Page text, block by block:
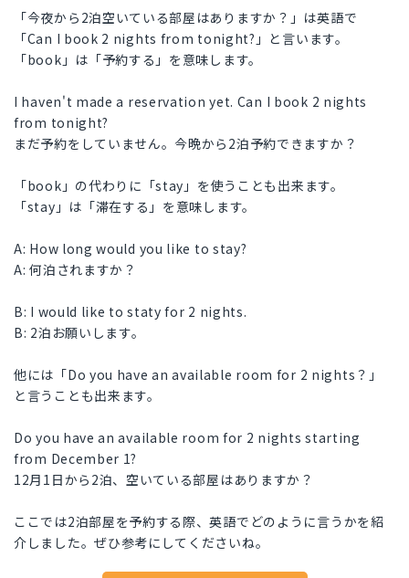
「今夜から2泊空いている部屋はありますか？」は英語で
「Can I book 2 nights from tonight?」と言います。
「book」は「予約する」を意味します。
I haven't made a reservation yet. Can I book 2 nights
from tonight?
まだ予約をしていません。今晩から2泊予約できますか？
「book」の代わりに「stay」を使うことも出来ます。
「stay」は「滞在する」を意味します。
A: How long would you like to stay?
A: 何泊されますか？
B: I would like to staty for 2 nights.
B: 2泊お願いします。
他には「Do you have an available room for 2 nights？」
と言うことも出来ます。
Do you have an available room for 2 nights starting
from December 1?
12月1日から2泊、空いている部屋はありますか？
ここでは2泊部屋を予約する際、英語でどのように言うかを紹
介しました。ぜひ参考にしてくださいね。